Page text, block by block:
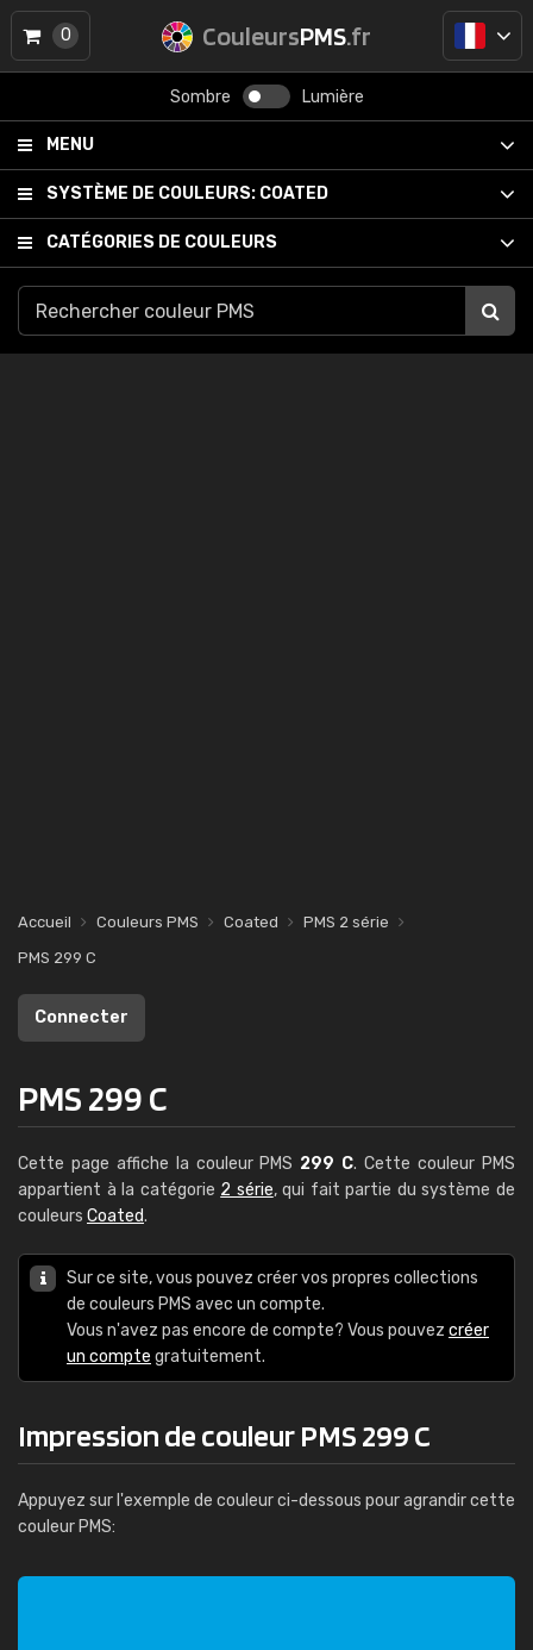
CouleursPMS.fr
Sombre Lumière
MENU
SYSTÈME DE COULEURS: COATED
CATÉGORIES DE COULEURS
0
Accueil Couleurs PMS Coated
PMS 2 série
PMS 299 C
Connecter
PMS 299 C
Cette page affiche la couleur PMS 299 C. Cette couleur PMS
appartient à la catégorie 2 série, qui fait partie du système de
couleurs Coated.
Sur ce site, vous pouvez créer vos propres collections
de couleurs PMS avec un compte.
Vous n'avez pas encore de compte? Vous pouvez créer
un compte gratuitement.
Impression de couleur PMS 299 C
Appuyez sur l'exemple de couleur ci-dessous pour agrandir cette
couleur PMS: